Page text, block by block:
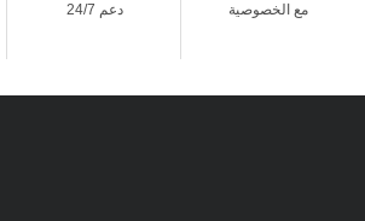
مع الخصوصية
دعم 24/7